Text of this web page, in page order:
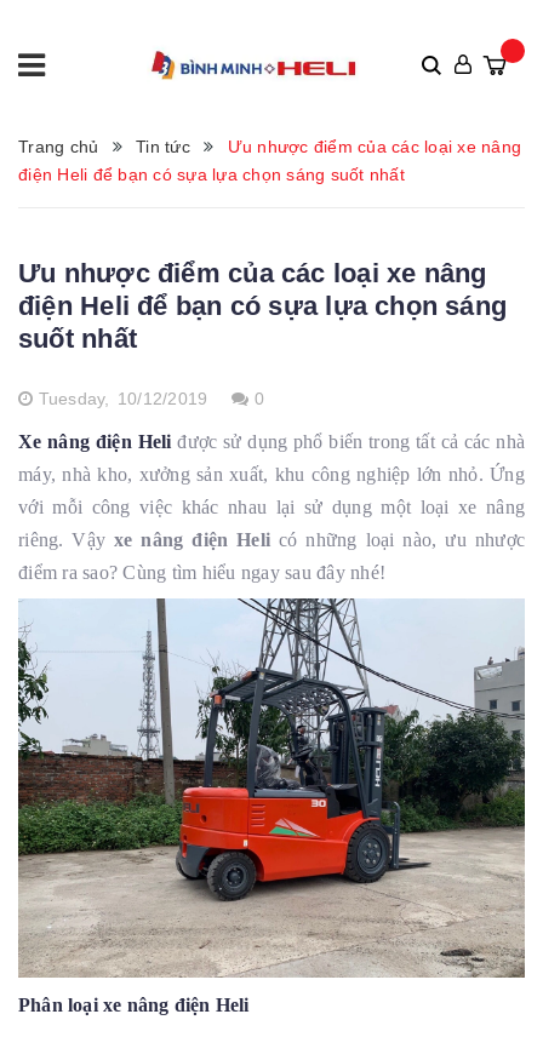
Trang chủ Tin tức
Ưu nhược điểm của các loại xe nâng
điện Heli để bạn có sựa lựa chọn sáng suốt nhất
Ưu nhược điểm của các loại xe nâng
điện Heli để bạn có sựa lựa chọn sáng
suốt nhất
Tuesday, 10/12/2019 0
Xe nâng điện Heli được sử dụng phổ biến trong tất cả các nhà
máy, nhà kho, xưởng sản xuất, khu công nghiệp lớn nhỏ. Ứng
với mỗi công việc khác nhau lại sử dụng một loại xe nâng
riêng. Vậyxe nâng điện Heli có những loại nào, ưu nhược
điểm ra sao? Cùng tìm hiểu ngay sau đây nhé!
Phân loại xe nâng điện Heli